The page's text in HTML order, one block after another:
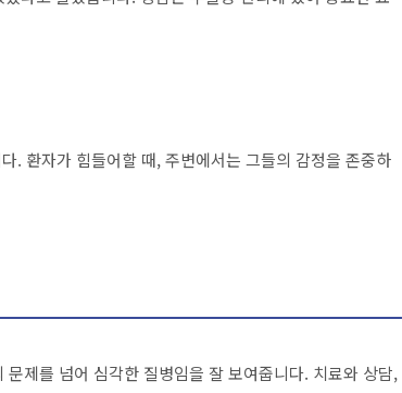
. 환자가 힘들어할 때, 주변에서는 그들의 감정을 존중하
제를 넘어 심각한 질병임을 잘 보여줍니다. 치료와 상담,